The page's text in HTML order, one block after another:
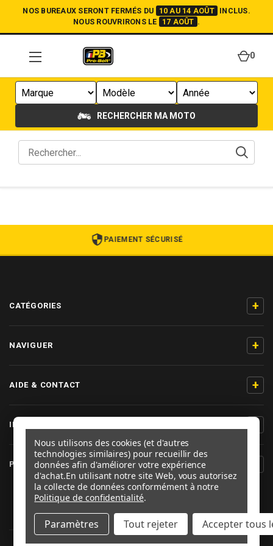
NOS BUREAUX SERONT FERMÉS DU 10 AU 14 AOÛT
INCLUS.
NOUS ROUVRIRONS LE
17 AOÛT .
0
RECHERCHER MA MOTO
PAIEMENT SÉCURISÉ
CATÉGORIES +
NAVIGUER +
AIDE & CONTACT +
INFORMATIONS PRODUIT
PRO-BOLT FRANCE
SUIVEZ-NOUS
Nous utilisons des cookies (et d'autres
technologies similaires) pour recueillir des
données afin d'améliorer votre expérience
d'achat.En utilisant notre site Web, vous autorisez
la collecte de données conformément à notre
Politique de confidentialité.
Paramètres Tout rejeter Accepter tous